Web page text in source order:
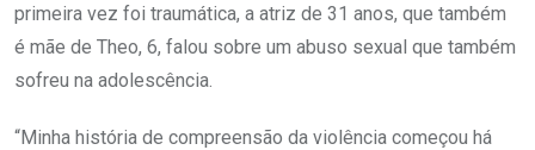
primeira vez foi traumática, a atriz de 31 anos, que também
é mãe de Theo, 6, falou sobre um abuso sexual que também
sofreu na adolescência.
“Minha história de compreensão da violência começou há